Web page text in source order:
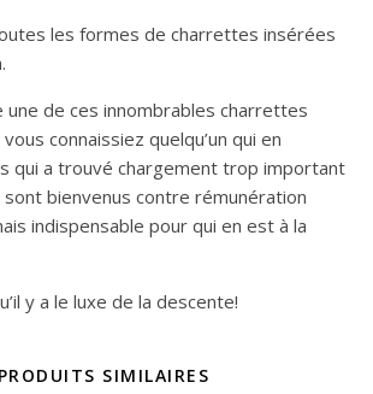
les formes de charrettes insérées
une de ces innombrables charrettes
connaissiez quelqu’un qui en
qui a trouvé chargement trop important
bienvenus contre rémunération
indispensable pour qui en est à la
y a le luxe de la descente!
PRODUITS SIMILAIRES